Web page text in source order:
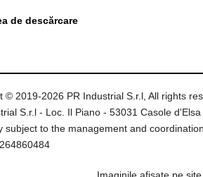
de descărcare
© 2019-2026 PR Industrial S.r.l, All rights
S.r.l - Loc. Il Piano - 53031 Casole d'Elsa
subject to the management and